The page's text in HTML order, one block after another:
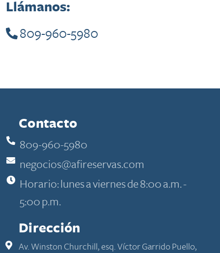
Llámanos:
809-960-5980
Contacto
809-960-5980
negocios@afireservas.com
Horario: lunes a viernes de 8:00 a.m. -
5:00 p.m.
Dirección
Av. Winston Churchill, esq. Víctor Garrido Puello,